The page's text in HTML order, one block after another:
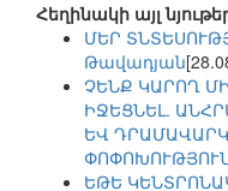
Հեղինակի այլ
ՄԵՐ
Թավադյան
ՉԵՆՔ ԿԱՐՈՂ
ԻՋԵՑՆԵԼ.
ԵՎ
ԵԹԵ